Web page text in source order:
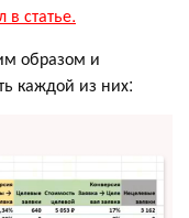
статье.
образом и
каждой из них: